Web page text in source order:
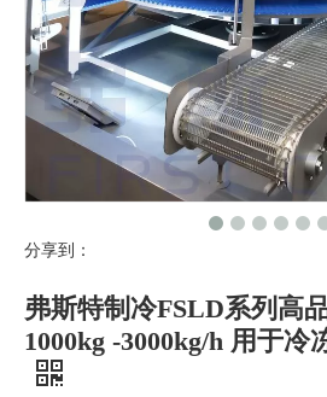
分享到：
弗斯特制冷FSLD系列高
1000kg -3000kg/h 用于冷